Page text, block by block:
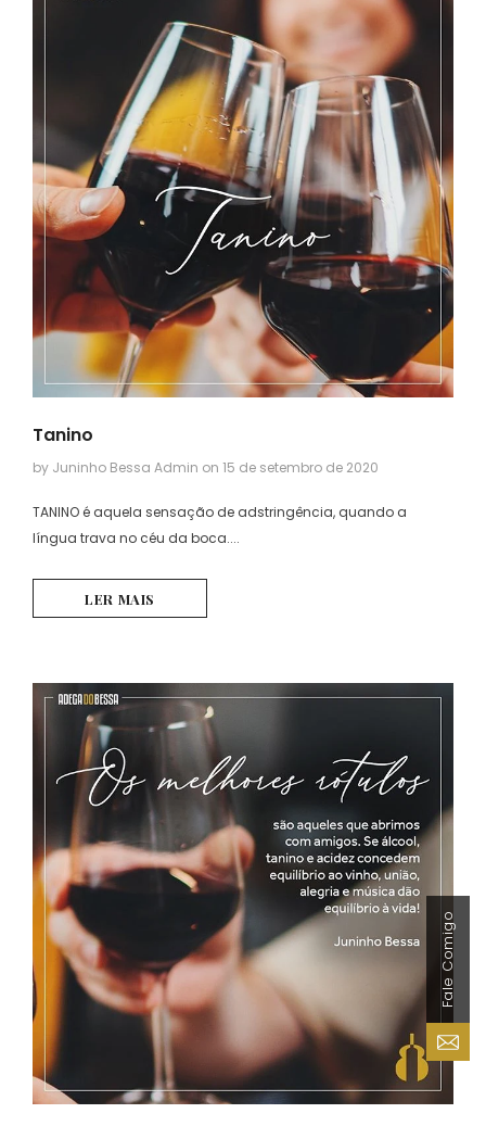
Tanino
by Juninho Bessa Admin on 15 de setembro de 2020
TANINO é aquela sensação de adstringência, quando a
língua trava no céu da boca....
LER MAIS